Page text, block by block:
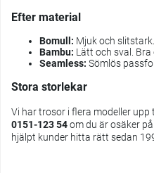
Efter material
Bomull: Mjuk och
Bambu: Lätt och sval. Bra
Seamless: Sömlös
Stora storlekar
Vi har trosor i flera modeller upp
0151-123 54om du är osäker
hjälpt kunder hitta rätt sedan